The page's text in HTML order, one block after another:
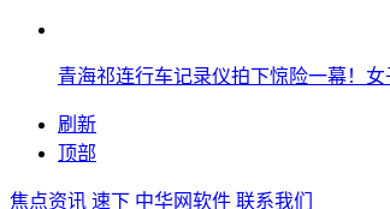
青海祁连行车记录仪拍下惊险一幕！
刷新
顶部
焦点资讯 速下 中华网软件 联系我们